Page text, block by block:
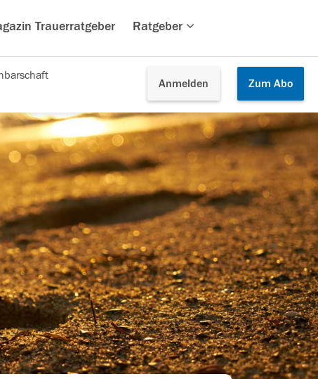
Trauerratgeber Ratgeber
Anmelden Zum Abo